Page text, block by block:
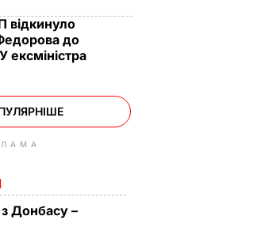
відкинуло
до
ексміністра
Донбасу –